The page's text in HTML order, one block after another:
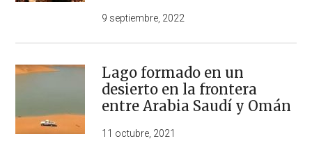
9 septiembre, 2022
Lago formado en un
desierto en la frontera
entre Arabia Saudí y Omán
11 octubre, 2021